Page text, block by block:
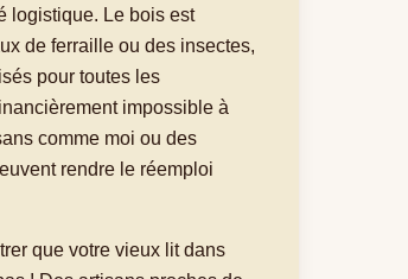
logistique. Le bois est
de ferraille ou des insectes,
pour toutes les
impossible à
comme moi ou des
rendre le réemploi
que votre vieux lit dans